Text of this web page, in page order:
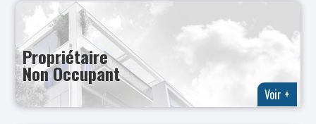
Propriétaire
Non Occupant
Voir +